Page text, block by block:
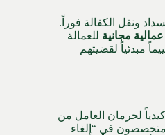
ونقل الكفالة فوراً.
مجانية للعمالة
مبدئياً لقضيتهم
لحرمان العامل من
متخصصون في “إلغاء